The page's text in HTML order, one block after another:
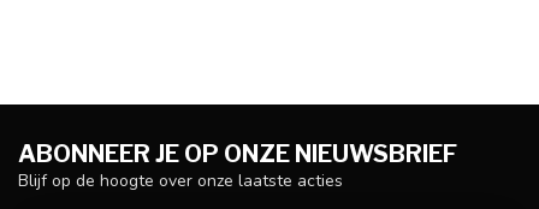
ABONNEER JE OP ONZE NIEUWSBRIEF
Blijf op de hoogte over onze laatste acties